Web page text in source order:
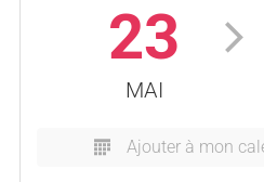
23
MAI
Ajouter à mon